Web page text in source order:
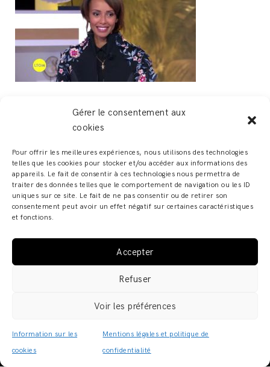
Gérer le consentement aux
cookies
Pour offrir les meilleures expériences, nous utilisons des technologies
telles que les cookies pour stocker et/ou accéder aux informations des
appareils. Le fait de consentir à ces technologies nous permettra de
traiter des données telles que le comportement de navigation ou les ID
uniques sur ce site. Le fait de ne pas consentir ou de retirer son
consentement peut avoir un effet négatif sur certaines caractéristiques
et fonctions.
Accepter
Refuser
Voir les préférences
Information sur les
cookies
Mentions légales et politique de
confidentialité
© 2019 · ADELINE ZILIOX · MENTIONS LÉGALES /
POLITIQUE DE CONFIDENTIALITÉ